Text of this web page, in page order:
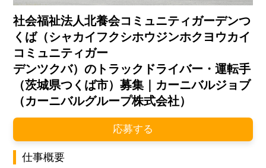
社会福祉法人北養会コミュニティガーデンつ
くば（シャカイフクシホウジンホクヨウカイ
コミュニティガー
デンツクバ）のトラックドライバー・運転手
（茨城県つくば市）募集｜カーニバルジョブ
（カーニバルグループ株式会社）
応募する
仕事概要